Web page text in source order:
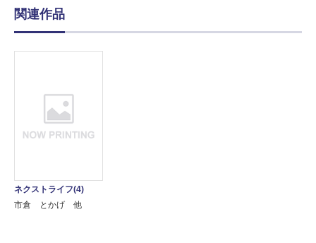
関連作品
ネクストライフ(4)
市倉 とかげ 他